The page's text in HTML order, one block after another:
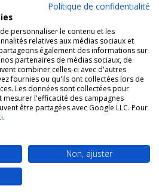
boutique religieuse chrétienne de
Politique de confidentialité
personnaliser le contenu et les
relatives aux médias sociaux et
également des informations sur
partenaires de médias sociaux, de
combiner celles-ci avec d'autres
fournies ou qu'ils ont collectées lors de
Les données sont collectées pour
l'efficacité des campagnes
être partagées avec Google LLC. Pour
.
Non, ajuster